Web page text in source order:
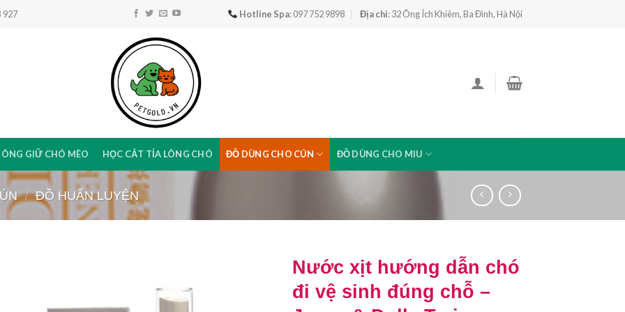
927 Hotline Spa: 097 752 9898 Địa chỉ: 32 Ông Ích Khiêm, Ba Đình, Hà Nội
GIỮ CHÓ MÈO HỌC CẮT TỈA LÔNG CHÓ ĐỒ DÙNG CHO CÚN ĐỒ DÙNG CHO MIU
/ ĐỒ HUẤN LUYỆN
Nước xịt hướng dẫn chó
đi vệ sinh đúng chỗ –